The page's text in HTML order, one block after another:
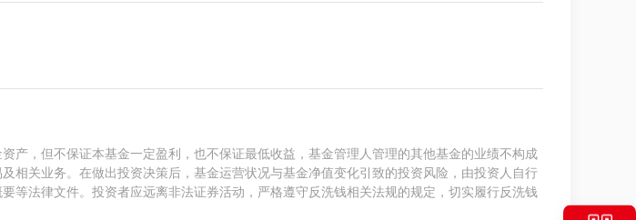
产，但不保证本基金一定盈利，也不保证最低收益，基金管理人管理的其他基金的业绩不构成
相关业务。在做出投资决策后，基金运营状况与基金净值变化引致的投资风险，由投资人自行
等法律文件。投资者应远离非法证券活动，严格遵守反洗钱相关法规的规定，切实履行反洗钱